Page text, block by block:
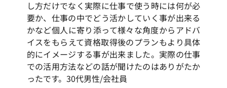
し方だけでなく実際に仕事で使う時には何が必
要か、仕事の中でどう活かしていく事が出来る
かなど個人に寄り添って様々な角度からアドバ
イスをもらえて資格取得後のプランもより具体
的にイメージする事が出来ました。実際の仕事
での活用方法などの話が聞けたのはありがたか
ったです。30代男性/会社員